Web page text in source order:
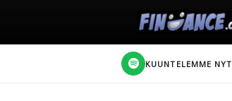
KUUNTELEMME NYT